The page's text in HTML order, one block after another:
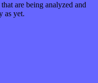
are being analyzed and
as yet.